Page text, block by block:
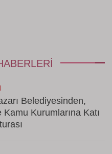
Belediyesinden,
Kamu Kurumlarına Katı